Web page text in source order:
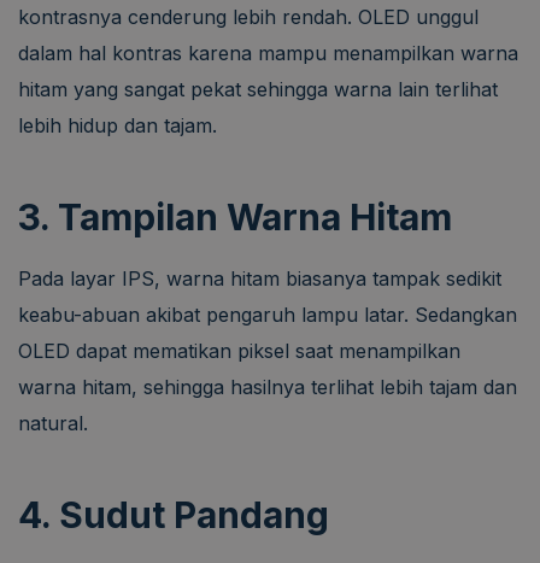
kontrasnya cenderung lebih rendah. OLED unggul
dalam hal kontras karena mampu menampilkan warna
hitam yang sangat pekat sehingga warna lain terlihat
lebih hidup dan tajam.
3. Tampilan Warna Hitam
Pada layar IPS, warna hitam biasanya tampak sedikit
keabu-abuan akibat pengaruh lampu latar. Sedangkan
OLED dapat mematikan piksel saat menampilkan
warna hitam, sehingga hasilnya terlihat lebih tajam dan
natural.
4. Sudut Pandang